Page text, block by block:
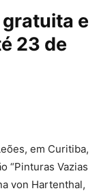
e
23 de
em Curitiba,
“Pinturas Vazias
von Hartenthal,